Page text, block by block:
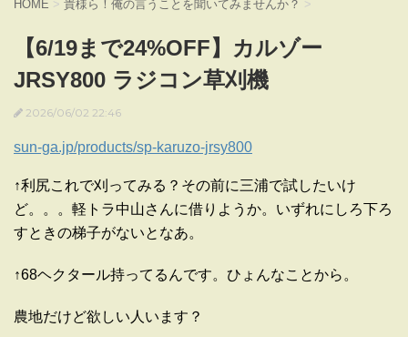
HOME > 貴様ら！俺の言うことを聞いてみませんか？ >
【6/19まで24%OFF】カルゾー
JRSY800 ラジコン草刈機
2026/06/02 22:46
sun-ga.jp/products/sp-karuzo-jrsy800
↑利尻これで刈ってみる？その前に三浦で試したいけ
ど。。。軽トラ中山さんに借りようか。いずれにしろ下ろ
すときの梯子がないとなあ。
↑68ヘクタール持ってるんです。ひょんなことから。
農地だけど欲しい人います？